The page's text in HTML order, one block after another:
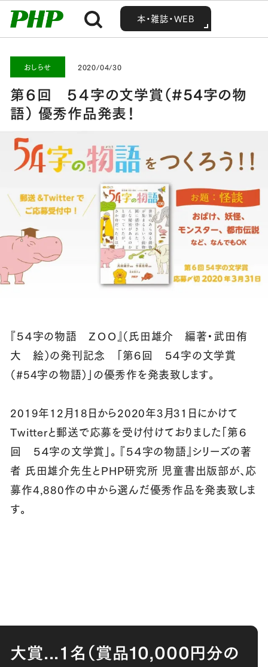
本・雑誌・WEB
本・雑誌・WEB
第６回 ５４字の文学賞（#54字の物語） 優秀作品発表！
おしらせ 2020/04/30
第６回 ５４字の文学賞（#54字の物
語） 優秀作品発表！
『５４字の物語 ＺＯＯ』（氏田雄介 編著・武田侑
大 絵）の発刊記念 「第６回 ５４字の文学賞
（#54字の物語）」の優秀作を発表致します。
2019年12月18日から2020年3月31日にかけて
Twitterと郵送で応募を受け付けておりました「第６
回 ５４字の文学賞」。 『５４字の物語』シリーズの著
者 氏田雄介先生とPHP研究所 児童書出版部が、応
募作4,880作の中から選んだ優秀作品を発表致しま
す。
大賞...１名（賞品10,000円分の